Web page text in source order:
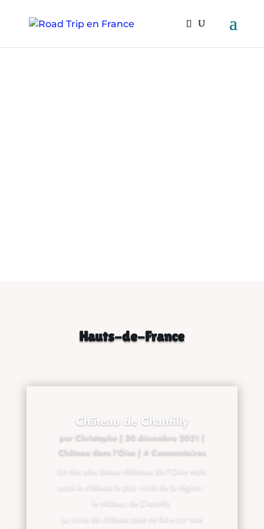
Hauts-de-France
Château de Chantilly
par Christophe| 30 décembre 2021
Château dans l'Oise| 4 Commentaires
Un des plus beaux châteaux de l’Oise mais
aussi le château le plus visité de la région :
le château de Chantilly.
La visite du château peut se faire sur une